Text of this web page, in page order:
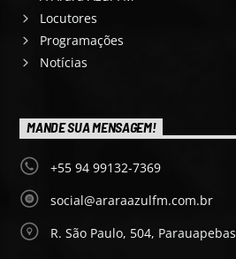
Locutores
Programações
Notícias
MANDE SUA MENSAGEM!
+55 94 99132-7369
social@araraazulfm.com.br
R. São Paulo, 504, Parauapebas